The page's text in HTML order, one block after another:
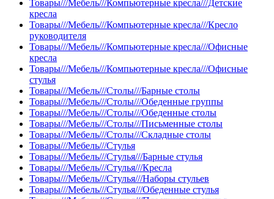
Товары///Мебель///Компьютерные кресла///Детские
кресла
Товары///Мебель///Компьютерные кресла///Кресло
руководителя
Товары///Мебель///Компьютерные кресла///Офисные
кресла
Товары///Мебель///Компьютерные кресла///Офисные
стулья
Товары///Мебель///Столы///Барные столы
Товары///Мебель///Столы///Обеденные группы
Товары///Мебель///Столы///Обеденные столы
Товары///Мебель///Столы///Письменные столы
Товары///Мебель///Столы///Складные столы
Товары///Мебель///Стулья
Товары///Мебель///Стулья///Барные стулья
Товары///Мебель///Стулья///Кресла
Товары///Мебель///Стулья///Наборы стульев
Товары///Мебель///Стулья///Обеденные стулья